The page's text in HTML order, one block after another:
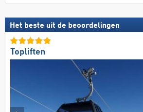
Het beste uit de beoordelingen
Topliften